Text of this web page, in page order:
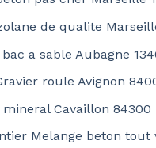
de qualite
a sable Aubagne
roule Avignon
Cavaillon 84300
Melange beton tout